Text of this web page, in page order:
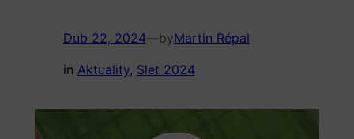
Dub 22, 2024—byMartin Répal
in Aktuality, Slet 2024